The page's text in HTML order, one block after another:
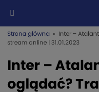
Strona główna » Inter –
stream online | 31.01.2023
Inter –
oglądać?